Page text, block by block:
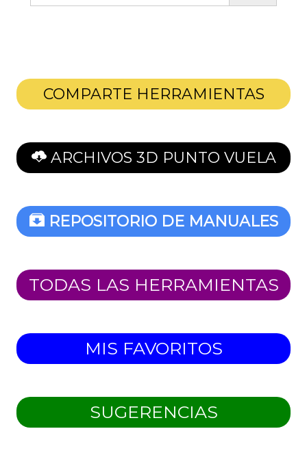
COMPARTE HERRAMIENTAS
ARCHIVOS 3D PUNTO VUELA
REPOSITORIO DE MANUALES
TODAS LAS HERRAMIENTAS
MIS FAVORITOS
SUGERENCIAS